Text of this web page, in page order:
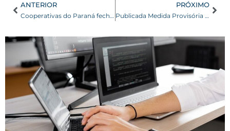
ANTERIOR
Cooperativas do Paraná fecham o ano com 3,6 milhões de associados e 150 mil funcionários
PRÓXIMO
Publicada Medida Provisória que propõe reoneração gradual da folha de pagamento